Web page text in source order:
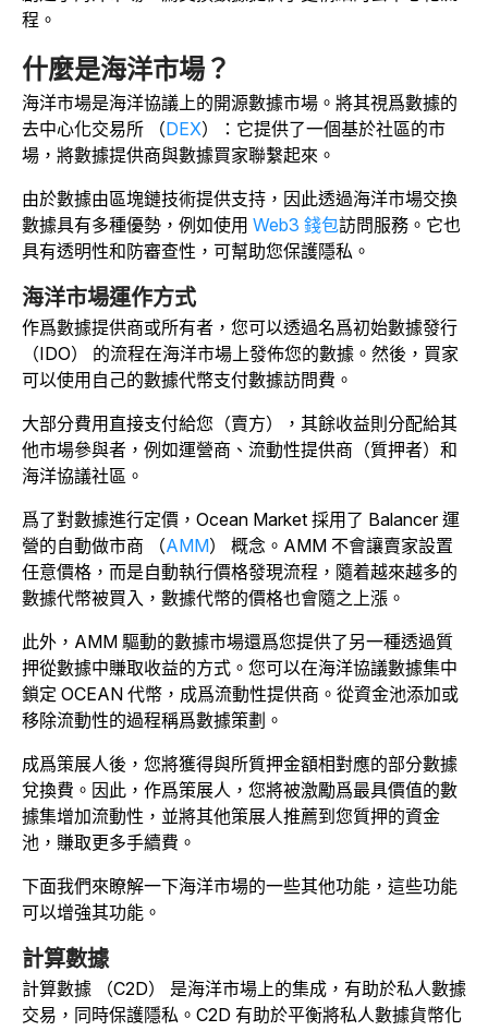
程。
什麼是海洋市場？
海洋市場是海洋協議上的開源數據市場。將其視爲數據的
去中心化交易所 （DEX）：它提供了一個基於社區的市
場，將數據提供商與數據買家聯繫起來。
由於數據由區塊鏈技術提供支持，因此透過海洋市場交換
數據具有多種優勢，例如使用 Web3 錢包訪問服務。它也
具有透明性和防審查性，可幫助您保護隱私。
海洋市場運作方式
作爲數據提供商或所有者，您可以透過名爲初始數據發行
（IDO） 的流程在海洋市場上發佈您的數據。然後，買家
可以使用自己的數據代幣支付數據訪問費。
大部分費用直接支付給您（賣方），其餘收益則分配給其
他市場參與者，例如運營商、流動性提供商（質押者）和
海洋協議社區。
爲了對數據進行定價，Ocean Market 採用了 Balancer 運
營的自動做市商 （AMM） 概念。 AMM 不會讓賣家設置
任意價格，而是自動執行價格發現流程，隨着越來越多的
數據代幣被買入，數據代幣的價格也會隨之上漲。
此外，AMM 驅動的數據市場還爲您提供了另一種透過質
押從數據中賺取收益的方式。 您可以在海洋協議數據集中
鎖定 OCEAN 代幣，成爲流動性提供商。從資金池添加或
移除流動性的過程稱爲數據策劃。
成爲策展人後，您將獲得與所質押金額相對應的部分數據
兌換費。因此，作爲策展人，您將被激勵爲最具價值的數
據集增加流動性，並將其他策展人推薦到您質押的資金
池，賺取更多手續費。
下面我們來瞭解一下海洋市場的一些其他功能，這些功能
可以增強其功能。
計算數據
計算數據 （C2D） 是海洋市場上的集成，有助於私人數據
交易，同時保護隱私。C2D 有助於平衡將私人數據貨幣化